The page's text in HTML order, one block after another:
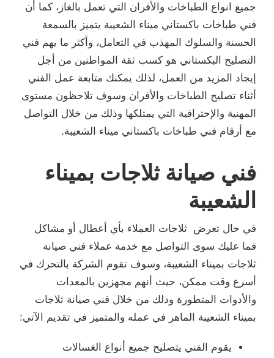
جميع انواع الطباخات والأفران التي تعمل بالغاز، كما أن
فني طباخات باكستاني ميناء الشعيبة يتميز بالسمعة
الحسنة والسلوك المهذب في التعامل، وأكثر ما يهم فني
التصليح البكستاني هو كسب ثقة المواطنين من أجل
إيجاد المزيد من العمل، لذلك يمكنك متابعة عمل الفني
أثناء تصليح الطباخات والأفران وسوف تلاحظون مستوى
المهنية والإحترافية التي يمتلكها وذلك من خلال التواصل
مع أرقام فني طباخات باكستاني ميناء الشعيبة.
فني صيانة ثلاجات بميناء
الشعيبة
في حال تعرض ثلاجات العملاء بأي أعطال أو مشاكل
فما عليك سوى التواصل مع خدمة عملاء فني صيانة
ثلاجات بميناء الشعيبة، وسوف تقوم الشركة بالتحرك في
أسرع وقت ممكن، حيث أنهم مجهزين بالمعدات
والأدوات المتطورة وذلك من خلال فني صيانة ثلاجات
بميناء الشعيبة الماهر في عمله والمتميز في تقديم الآتي:
يقوم الفني يتصليح جميع أنواع الغسالات